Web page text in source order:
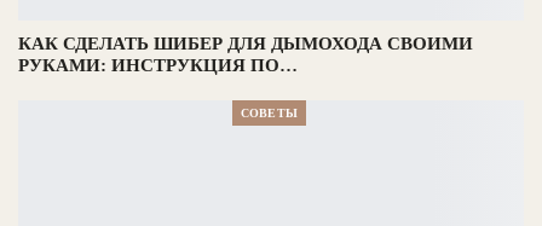
КАК СДЕЛАТЬ ШИБЕР ДЛЯ ДЫМОХОДА СВОИМИ
РУКАМИ: ИНСТРУКЦИЯ ПО…
СОВЕТЫ